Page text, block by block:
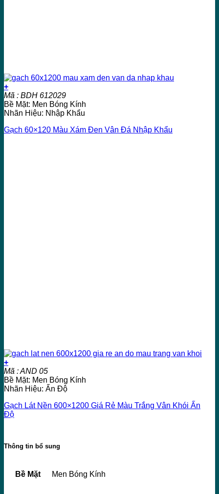
+
Mã : BDH 612029
Bề Mặt: Men Bóng Kính
Nhãn Hiệu: Nhập Khẩu
Gạch 60×120 Màu Xám Đen Vân Đá Nhập Khẩu
+
Mã : AND 05
Bề Mặt: Men Bóng Kính
Nhãn Hiệu: Ấn Độ
Gạch Lát Nền 600×1200 Giá Rẻ Màu Trắng Vân Khói Ấn
Độ
Thông tin bổ sung
Bề Mặt Men Bóng Kính